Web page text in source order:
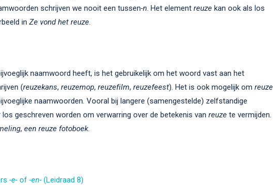
schrijven we nooit een tussen-n. Het element reuze kan ook als los
in Ze vond het reuze.
naamwoord heeft, is het gebruikelijk om het woord vast aan het
(reuzekans, reuzemop, reuzefilm, reuzefeest). Het is ook mogelijk om reuze
naamwoorden. Vooral bij langere (samengestelde) zelfstandige
los geschreven worden om verwarring over de betekenis van reuze te vermijden.
, een reuze fotoboek.
-e- of -en- (Leidraad 8)